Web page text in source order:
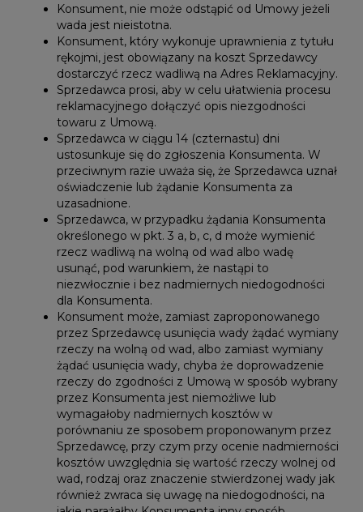
Konsument, nie może odstąpić od Umowy jeżeli
wada jest nieistotna.
Konsument, który wykonuje uprawnienia z tytułu
rękojmi, jest obowiązany na koszt Sprzedawcy
dostarczyć rzecz wadliwą na Adres Reklamacyjny.
Sprzedawca prosi, aby w celu ułatwienia procesu
reklamacyjnego dołączyć opis niezgodności
towaru z Umową.
Sprzedawca w ciągu 14 (czternastu) dni
ustosunkuje się do zgłoszenia Konsumenta. W
przeciwnym razie uważa się, że Sprzedawca uznał
oświadczenie lub żądanie Konsumenta za
uzasadnione.
Sprzedawca, w przypadku żądania Konsumenta
określonego w pkt. 3 a, b, c, d może wymienić
rzecz wadliwą na wolną od wad albo wadę
usunąć, pod warunkiem, że nastąpi to
niezwłocznie i bez nadmiernych niedogodności
dla Konsumenta.
Konsument może, zamiast zaproponowanego
przez Sprzedawcę usunięcia wady żądać wymiany
rzeczy na wolną od wad, albo zamiast wymiany
żądać usunięcia wady, chyba że doprowadzenie
rzeczy do zgodności z Umową w sposób wybrany
przez Konsumenta jest niemożliwe lub
wymagałoby nadmiernych kosztów w
porównaniu ze sposobem proponowanym przez
Sprzedawcę, przy czym przy ocenie nadmierności
kosztów uwzględnia się wartość rzeczy wolnej od
wad, rodzaj oraz znaczenie stwierdzonej wady jak
również zwraca się uwagę na niedogodności, na